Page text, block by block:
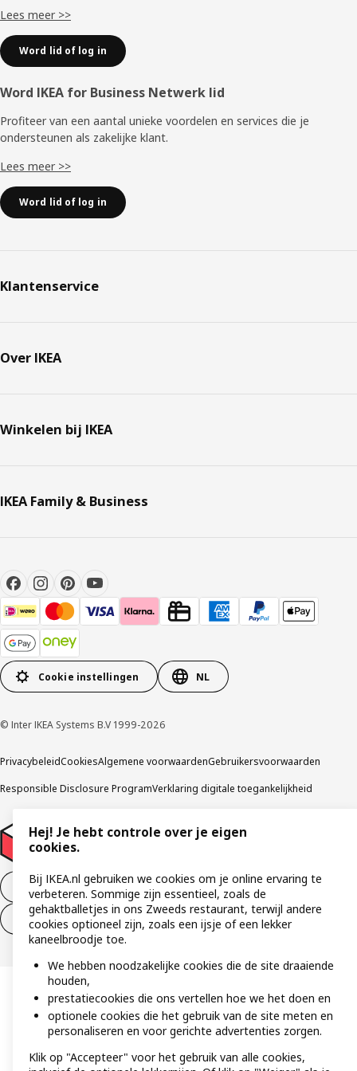
als een product niet aan de eisen voldoet? "Dan moet de
leverancier het probleem onderzoeken en verhelpen,
voordat wij opnieuw testen", zegt Sven-Ingvar, voor hij
verdwijnt in een speciale ruimte waar de geluidsniveaus en
afzuigcapaciteiten van alle afzuigkappen worden getest.
De ruimte is ongeveer zo groot als een kleine keuken, net
als thuis.
Lees meer >>
Word lid of log in
Word IKEA for Business Netwerk lid
Profiteer van een aantal unieke voordelen en services die je
ondersteunen als zakelijke klant.
Lees meer >>
Word lid of log in
Klantenservice
Over IKEA
Winkelen bij IKEA
IKEA Family & Business
Cookie instellingen NL
© Inter IKEA Systems B.V 1999-2026
PrivacybeleidCookiesAlgemene voorwaardenGebruikersvoorwaarden
Responsible Disclosure ProgramVerklaring digitale toegankelijkheid
Aankoop product ontbinden
Ontbinding van je aankoop (diensten)
Hej! Je hebt controle over je eigen
cookies.
Bij IKEA.nl gebruiken we cookies om je online ervaring te
verbeteren. Sommige zijn essentieel, zoals de
gehaktballetjes in ons Zweeds restaurant, terwijl andere
cookies optioneel zijn, zoals een ijsje of een lekker
kaneelbroodje toe.
We hebben noodzakelijke cookies die de site draaiende
houden,
prestatiecookies die ons vertellen hoe we het doen en
optionele cookies die het gebruik van de site meten en
personaliseren en voor gerichte advertenties zorgen.
Klik op "Accepteer" voor het gebruik van alle cookies,